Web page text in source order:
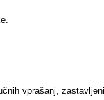
vprašanj,